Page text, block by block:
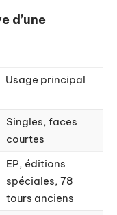
d’une
Usage principal
Singles, faces
courtes
EP, éditions
spéciales, 78
tours anciens